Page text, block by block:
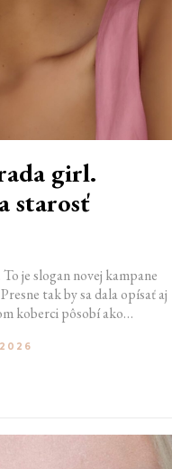
girl.
starosť
je slogan novej kampane
tak by sa dala opísať aj
koberci pôsobí ako
ona stala novou tvárou